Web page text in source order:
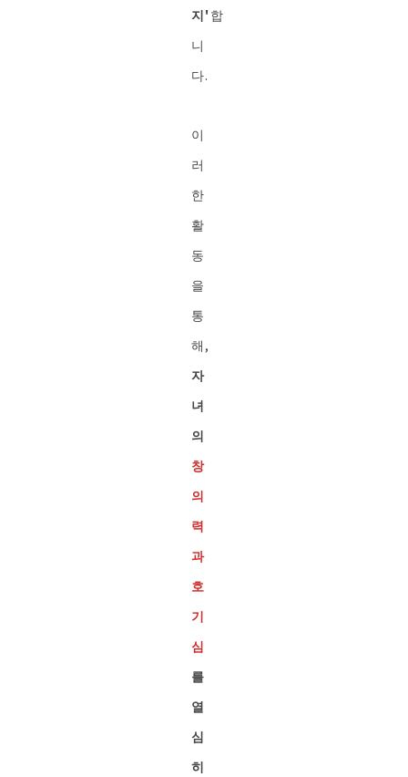
지' 합
니
다.
이
러
한
활
동
을
통
해,
자
녀
의
창
의
력
과
호
기
심
를
열
심
히